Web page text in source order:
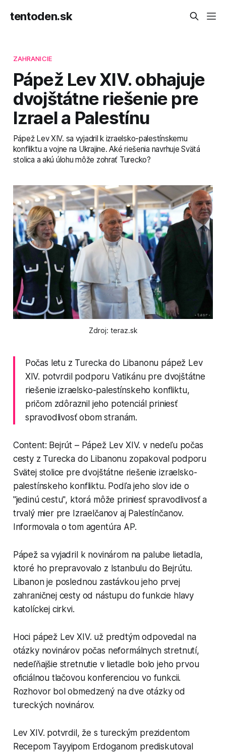
tentoden.sk
ZAHRANICIE
Pápež Lev XIV. obhajuje
dvojštátne riešenie pre
Izrael a Palestínu
Pápež Lev XIV. sa vyjadril k izraelsko-palestínskemu
konfliktu a vojne na Ukrajine. Aké riešenia navrhuje Svätá
stolica a akú úlohu môže zohrať Turecko?
Zdroj: teraz.sk
Počas letu z Turecka do Libanonu pápež Lev
XIV. potvrdil podporu Vatikánu pre dvojštátne
riešenie izraelsko-palestínskeho konfliktu,
pričom zdôraznil jeho potenciál priniesť
spravodlivosť obom stranám.
Content: Bejrút – Pápež Lev XIV. v nedeľu počas
cesty z Turecka do Libanonu zopakoval podporu
Svätej stolice pre dvojštátne riešenie izraelsko-
palestínskeho konfliktu. Podľa jeho slov ide o
"jedinú cestu", ktorá môže priniesť spravodlivosť a
trvalý mier pre Izraelčanov aj Palestínčanov.
Informovala o tom agentúra AP.
Pápež sa vyjadril k novinárom na palube lietadla,
ktoré ho prepravovalo z Istanbulu do Bejrútu.
Libanon je poslednou zastávkou jeho prvej
zahraničnej cesty od nástupu do funkcie hlavy
katolíckej cirkvi.
Hoci pápež Lev XIV. už predtým odpovedal na
otázky novinárov počas neformálnych stretnutí,
nedeľňajšie stretnutie v lietadle bolo jeho prvou
oficiálnou tlačovou konferenciou vo funkcii.
Rozhovor bol obmedzený na dve otázky od
tureckých novinárov.
Lev XIV. potvrdil, že s tureckým prezidentom
Recepom Tayyipom Erdoganom prediskutoval